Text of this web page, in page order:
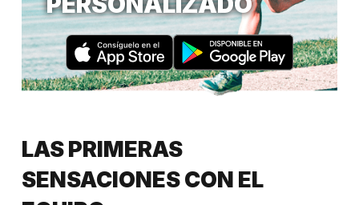
LAS PRIMERAS
SENSACIONES CON EL